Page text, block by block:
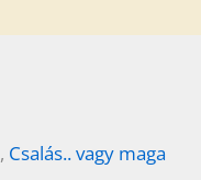
, Csalás.. vagy maga